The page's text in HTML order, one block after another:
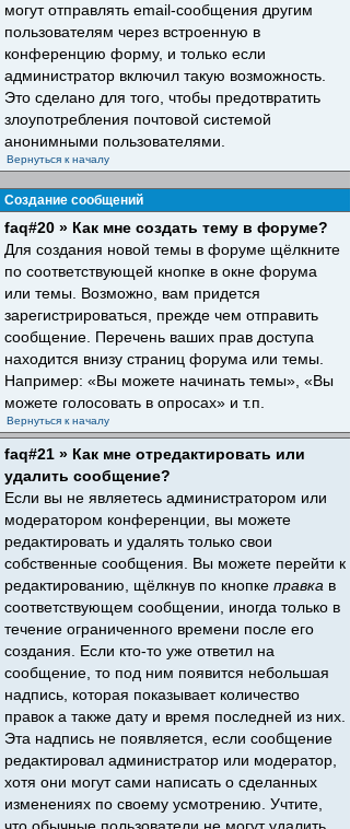
могут отправлять email-сообщения другим
пользователям через встроенную в
конференцию форму, и только если
администратор включил такую возможность.
Это сделано для того, чтобы предотвратить
злоупотребления почтовой системой
анонимными пользователями.
Вернуться к началу
Создание сообщений
faq#20 » Как мне создать тему в форуме?
Для создания новой темы в форуме щёлкните
по соответствующей кнопке в окне форума
или темы. Возможно, вам придется
зарегистрироваться, прежде чем отправить
сообщение. Перечень ваших прав доступа
находится внизу страниц форума или темы.
Например: «Вы можете начинать темы», «Вы
можете голосовать в опросах» и т.п.
Вернуться к началу
faq#21 » Как мне отредактировать или
удалить сообщение?
Если вы не являетесь администратором или
модератором конференции, вы можете
редактировать и удалять только свои
собственные сообщения. Вы можете перейти к
редактированию, щёлкнув по кнопке правка в
соответствующем сообщении, иногда только в
течение ограниченного времени после его
создания. Если кто-то уже ответил на
сообщение, то под ним появится небольшая
надпись, которая показывает количество
правок а также дату и время последней из них.
Эта надпись не появляется, если сообщение
редактировал администратор или модератор,
хотя они могут сами написать о сделанных
изменениях по своему усмотрению. Учтите,